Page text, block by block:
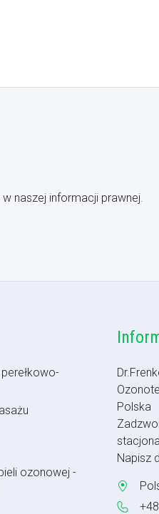
naszej informacji prawnej.
ozonowej -
Polska
Napisz